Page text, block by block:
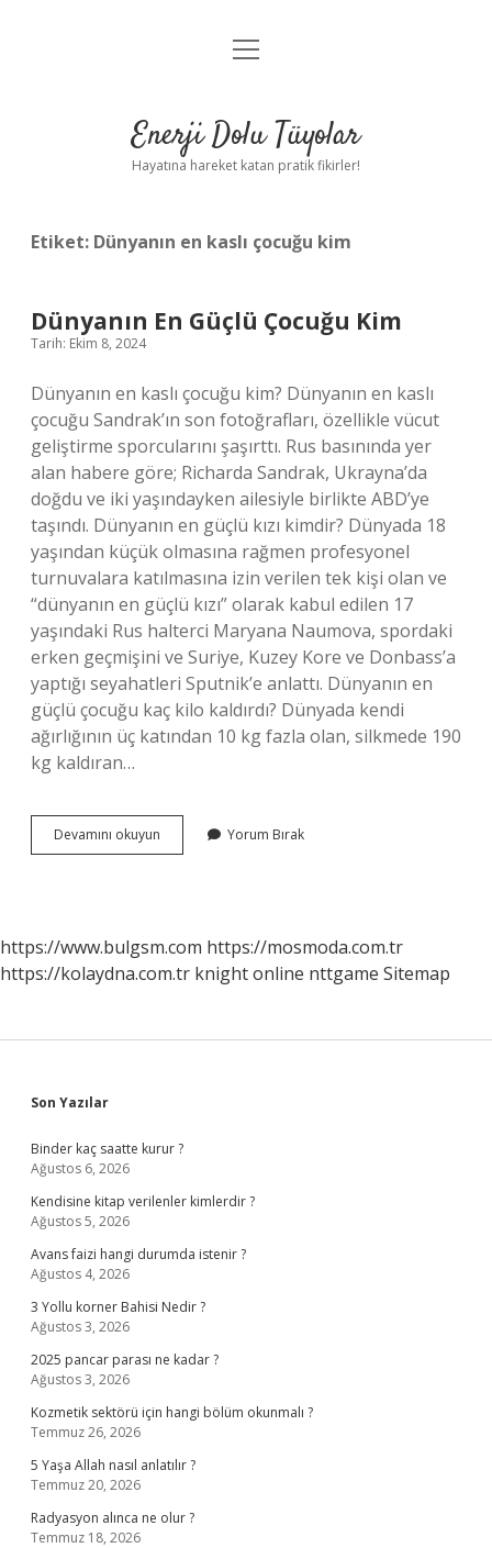
Anasayfa
Yasal Uyarı
menüyü
Enerji Dolu Tüyolar
Hayatına hareket katan pratik fikirler!
Etiket: Dünyanın en kaslı çocuğu kim
Dünyanın En Güçlü Çocuğu Kim
Tarih: Ekim 8, 2024
Dünyanın en kaslı çocuğu kim? Dünyanın en kaslı
çocuğu Sandrak’ın son fotoğrafları, özellikle vücut
geliştirme sporcularını şaşırttı. Rus basınında yer
alan habere göre; Richarda Sandrak, Ukrayna’da
doğdu ve iki yaşındayken ailesiyle birlikte ABD’ye
taşındı. Dünyanın en güçlü kızı kimdir? Dünyada 18
yaşından küçük olmasına rağmen profesyonel
turnuvalara katılmasına izin verilen tek kişi olan ve
“dünyanın en güçlü kızı” olarak kabul edilen 17
yaşındaki Rus halterci Maryana Naumova, spordaki
erken geçmişini ve Suriye, Kuzey Kore ve Donbass’a
yaptığı seyahatleri Sputnik’e anlattı. Dünyanın en
güçlü çocuğu kaç kilo kaldırdı? Dünyada kendi
ağırlığının üç katından 10 kg fazla olan, silkmede 190
kg kaldıran…
Devamını okuyun Dünyanın
En
Yorum Bırak
https://www.bulgsm.com https://mosmoda.com.tr
https://kolaydna.com.tr knight online nttgame Sitemap
Sidebar
Son Yazılar
Binder kaç saatte kurur ?
Ağustos 6, 2026
Kendisine kitap verilenler kimlerdir ?
Ağustos 5, 2026
Avans faizi hangi durumda istenir ?
Ağustos 4, 2026
3 Yollu korner Bahisi Nedir ?
Ağustos 3, 2026
2025 pancar parası ne kadar ?
Ağustos 3, 2026
Kozmetik sektörü için hangi bölüm okunmalı ?
Temmuz 26, 2026
5 Yaşa Allah nasıl anlatılır ?
Temmuz 20, 2026
Radyasyon alınca ne olur ?
Temmuz 18, 2026